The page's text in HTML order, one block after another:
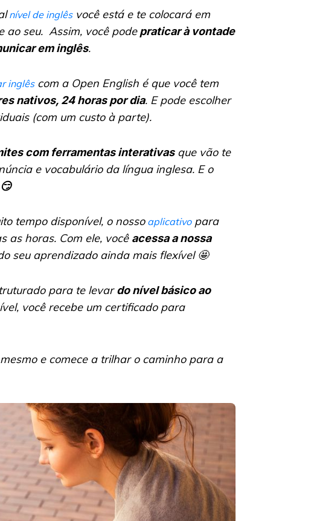
nível de inglêsvocê está e te colocará em
ao seu. Assim, você podepraticar à vontade
em inglês.
inglêscom a Open English é que você tem
nativos, 24 horas por dia. E pode escolher
(com um custo à parte).
com ferramentas interativasque vão te
e vocabulário da língua inglesa. E o
tempo disponível, o nosso aplicativopara
as horas. Com ele, você acessa a nossa
seu aprendizado ainda mais flexível 🤩
para te levardo nível básico ao
você recebe um certificado para
e comece a trilhar o caminho para a